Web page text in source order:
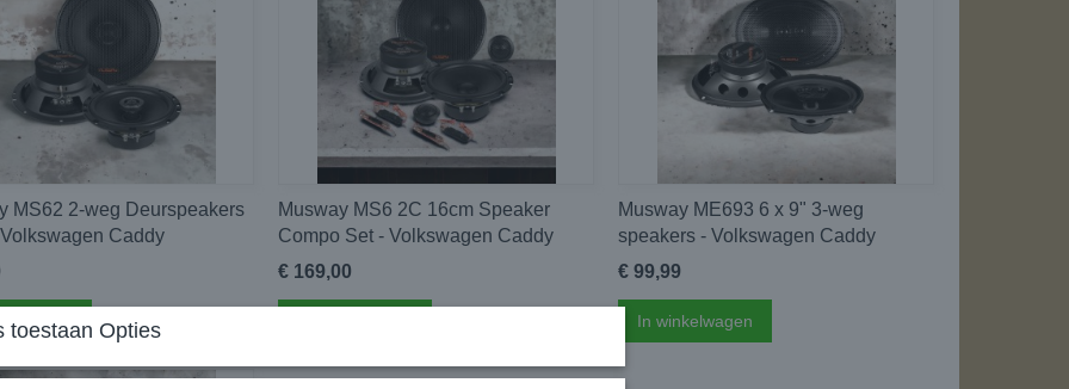
MS62 2-weg Deurspeakers
Caddy
Musway MS6 2C 16cm Speaker
Compo Set - Volkswagen Caddy
€ 169,00
Musway ME693 6 x 9" 3-weg
speakers - Volkswagen Caddy
€ 99,99
In winkelwagen
toestaan Opties